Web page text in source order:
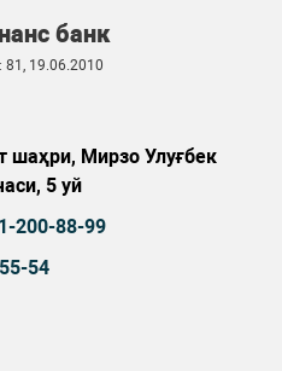
банк
19.06.2010
шаҳри, Мирзо Улуғбек
5 уй
200-88-99
54